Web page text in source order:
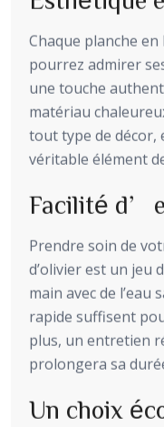
Chaque planche en
pourrez admirer
une touche
matériau
tout type de décor,
véritable élément
Facilité
Prendre soin de
d’olivier est un jeu
main avec de l’eau
rapide suffisent
plus, un entretien
prolongera sa
Un choix